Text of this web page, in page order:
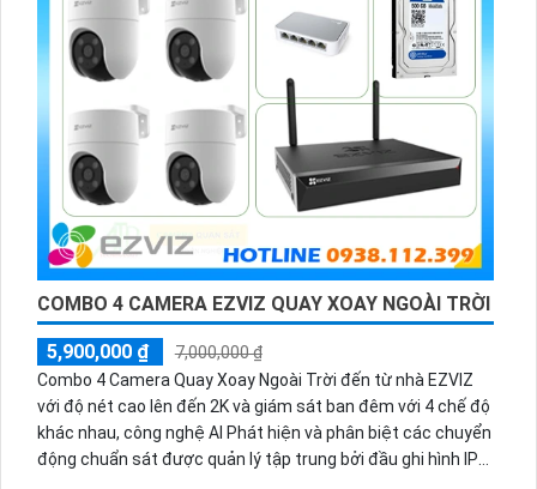
COMBO 4 CAMERA EZVIZ QUAY XOAY NGOÀI TRỜI
5,900,000 ₫
7,000,000 ₫
Combo 4 Camera Quay Xoay Ngoài Trời đến từ nhà EZVIZ
với độ nét cao lên đến 2K và giám sát ban đêm với 4 chế độ
khác nhau, công nghệ AI Phát hiện và phân biệt các chuyển
động chuẩn sát được quản lý tập trung bởi đầu ghi hình IP